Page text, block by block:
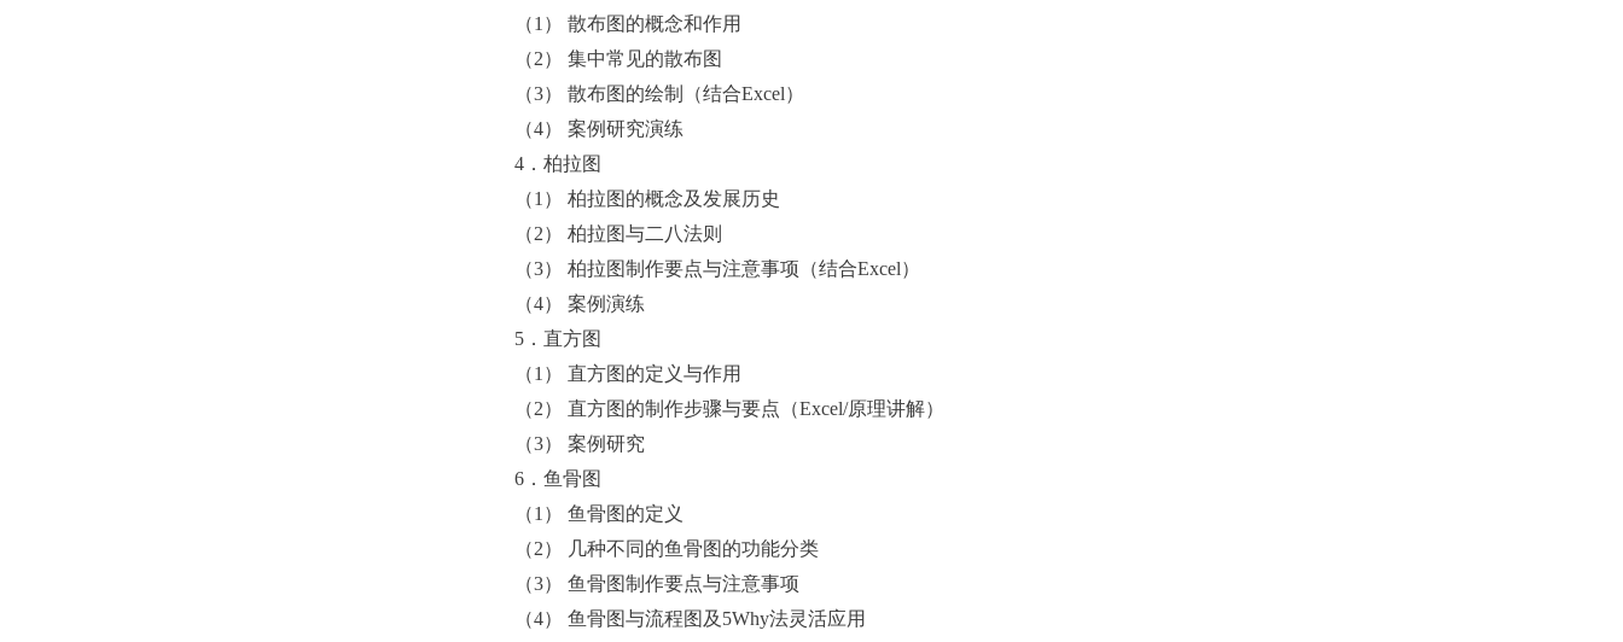
（1） 散布图的概念和作用
（2） 集中常见的散布图
（3） 散布图的绘制（结合Excel）
（4） 案例研究演练
4．柏拉图
（1） 柏拉图的概念及发展历史
（2） 柏拉图与二八法则
（3） 柏拉图制作要点与注意事项（结合Excel）
（4） 案例演练
5．直方图
（1） 直方图的定义与作用
（2） 直方图的制作步骤与要点（Excel/原理讲解）
（3） 案例研究
6．鱼骨图
（1） 鱼骨图的定义
（2） 几种不同的鱼骨图的功能分类
（3） 鱼骨图制作要点与注意事项
（4） 鱼骨图与流程图及5Why法灵活应用